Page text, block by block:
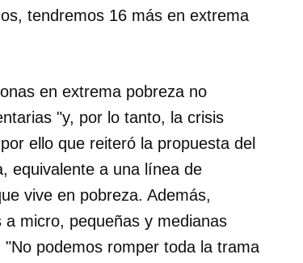
tendremos 16 más en extrema
en extrema pobreza no
"y, por lo tanto, la crisis
ello que reiteró la propuesta del
equivalente a una línea de
vive en pobreza. Además,
micro, pequeñas y medianas
podemos romper toda la trama